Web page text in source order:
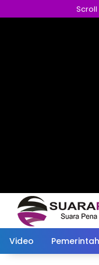
ke
Scroll
Video Pemerintah